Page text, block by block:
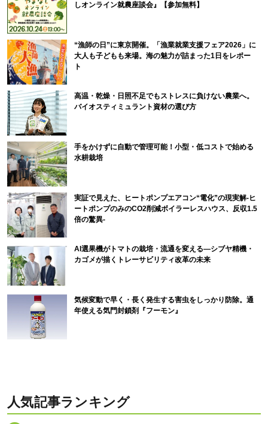
しオンライン就農座談会』【参加無料】
“漁師の日”に東京開催。「漁業就業支援フェア2026」に
大人も子どもも来場。海の魅力が詰まった1日をレポー
ト
高温・乾燥・日照不足でもストレスに負けない農業へ。
バイオスティミュラント資材の選び方
手をかけずに自動で管理可能！小型・低コストで始める
水耕栽培
実証で見えた、ヒートポンプエアコン“電化”の現実解-ヒ
ートポンプのみのCO2削減ボイラーレスハウス、反収1.5
倍の驚異-
AI選果機がトマトの栽培・流通を変える―シブヤ精機・
カゴメが描くトレーサビリティ改革の未来
気候変動で早く・長く発生する害虫をしっかり防除。通
年使える気門封鎖剤『フーモン』
人気記事ランキング